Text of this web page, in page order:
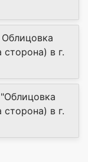
в г.
в г.